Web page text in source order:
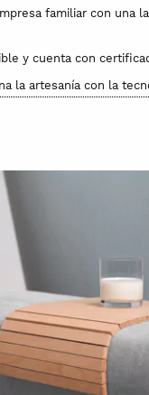
familiar con
y cuenta con
la artesanía con la
sin tratar.
de altísima calidad.
Si amarillea con el